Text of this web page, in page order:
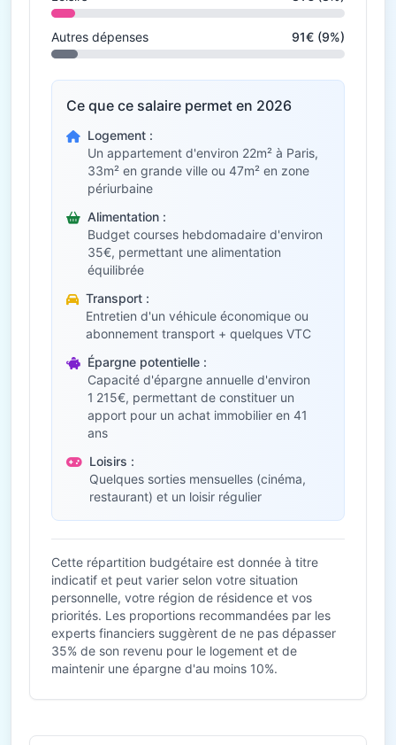
Autres dépenses 91€ (9%)
Ce que ce salaire permet en 2026
Logement :
Un appartement d'environ 22m² à Paris,
33m² en grande ville ou 47m² en zone
périurbaine
Alimentation :
Budget courses hebdomadaire d'environ
35€, permettant une alimentation
équilibrée
Transport :
Entretien d'un véhicule économique ou
abonnement transport + quelques VTC
Épargne potentielle :
Capacité d'épargne annuelle d'environ
1 215€, permettant de constituer un
apport pour un achat immobilier en 41
ans
Loisirs :
Quelques sorties mensuelles (cinéma,
restaurant) et un loisir régulier
Cette répartition budgétaire est donnée à titre
indicatif et peut varier selon votre situation
personnelle, votre région de résidence et vos
priorités. Les proportions recommandées par les
experts financiers suggèrent de ne pas dépasser
35% de son revenu pour le logement et de
maintenir une épargne d'au moins 10%.